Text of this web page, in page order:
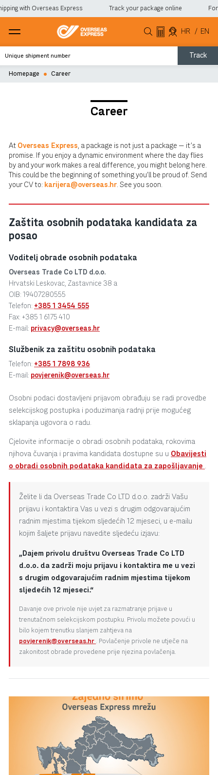
with Overseas Express Track your package online For
Track
HR / EN
Homepage Career
Career
At Overseas Express, a package is not just a package — it's a
promise. If you enjoy a dynamic environment where the day flies
by and your work makes a real difference, you might belong here.
This could be the beginning of something you'll be proud of. Send
your CV to: karijera@overseas.hr. See you soon.
Zaštita osobnih podataka kandidata za
posao
Voditelj obrade osobnih podataka
Overseas Trade Co LTD d.o.o.
Hrvatski Leskovac, Zastavnice 38 a
OIB: 19407280555
Telefon: +385 1 3454 555
Fax: +385 1 6175 410
E-mail: privacy@overseas.hr
Službenik za zaštitu osobnih podataka
Telefon: +385 1 7898 936
E-mail: povjerenik@overseas.hr
Osobni podaci dostavljeni prijavom obrađuju se radi provedbe
selekcijskog postupka i poduzimanja radnji prije mogućeg
sklapanja ugovora o radu.
Cjelovite informacije o obradi osobnih podataka, rokovima
njihova čuvanja i pravima kandidata dostupne su u Obavijesti
o obradi osobnih podataka kandidata za zapošljavanje .
Želite li da Overseas Trade Co LTD d.o.o. zadrži Vašu
prijavu i kontaktira Vas u vezi s drugim odgovarajućim
radnim mjestima tijekom sljedećih 12 mjeseci, u e-mailu
kojim šaljete prijavu navedite sljedeću izjavu:
„Dajem privolu društvu Overseas Trade Co LTD
d.o.o. da zadrži moju prijavu i kontaktira me u vezi
s drugim odgovarajućim radnim mjestima tijekom
sljedećih 12 mjeseci.“
Davanje ove privole nije uvjet za razmatranje prijave u
trenutačnom selekcijskom postupku. Privolu možete povući u
bilo kojem trenutku slanjem zahtjeva na
povjerenik@overseas.hr . Povlačenje privole ne utječe na
zakonitost obrade provedene prije njezina povlačenja.